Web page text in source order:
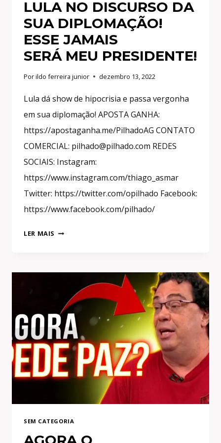
LULA NO DISCURSO DA
SUA DIPLOMAÇÃO!
ESSE JAMAIS
SERÁ MEU PRESIDENTE!
Porildo ferreira junior dezembro 13, 2022
Lula dá show de hipocrisia e passa vergonha
em sua diplomação! APOSTA GANHA:
https://apostaganha.me/PilhadoAG CONTATO
COMERCIAL: pilhado@pilhado.com REDES
SOCIAIS: Instagram:
https://www.instagram.com/thiago_asmar
Twitter: https://twitter.com/opilhado Facebook:
https://www.facebook.com/pilhado/
LER MAIS VEJA
DISCURSO
DA
SUA
DIPLOMAÇÃO!
ESSE
JAMAIS
SERÁ MEU PRESIDENTE!
SEM CATEGORIA